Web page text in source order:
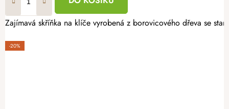
Zajímavá skříňka na klíče vyrobená z borovicového dřeva se
-20%